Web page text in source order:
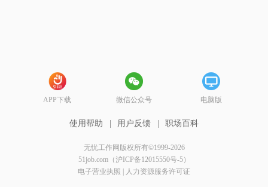
APP下载 微信公众号 电脑版
使用帮助 用户反馈 职场百科
无忧工作网版权所有©1999-2026
51job.com（沪ICP备12015550号-5）
电子营业执照
人力资源服务许可证